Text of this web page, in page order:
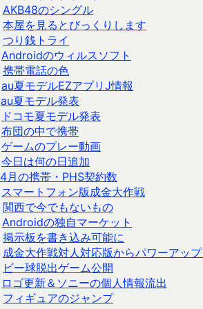
AKB48のシングル
本屋を見るとびっくりします
つり銭トライ
Androidのウィルスソフト
携帯電話の色
au夏モデルEZアプリJ情報
au夏モデル発表
ドコモ夏モデル発表
布団の中で携帯
ゲームのプレー動画
今日は何の日追加
4月の携帯・PHS契約数
スマートフォン版成金大作戦
関西で今でもないもの
Androidの独自マーケット
掲示板を書き込み可能に
成金大作戦対人対応版からパワーアッ
ビー球脱出ゲーム公開
ロゴ更新＆ソニーの個人情報流出
フィギュアのジャンプ